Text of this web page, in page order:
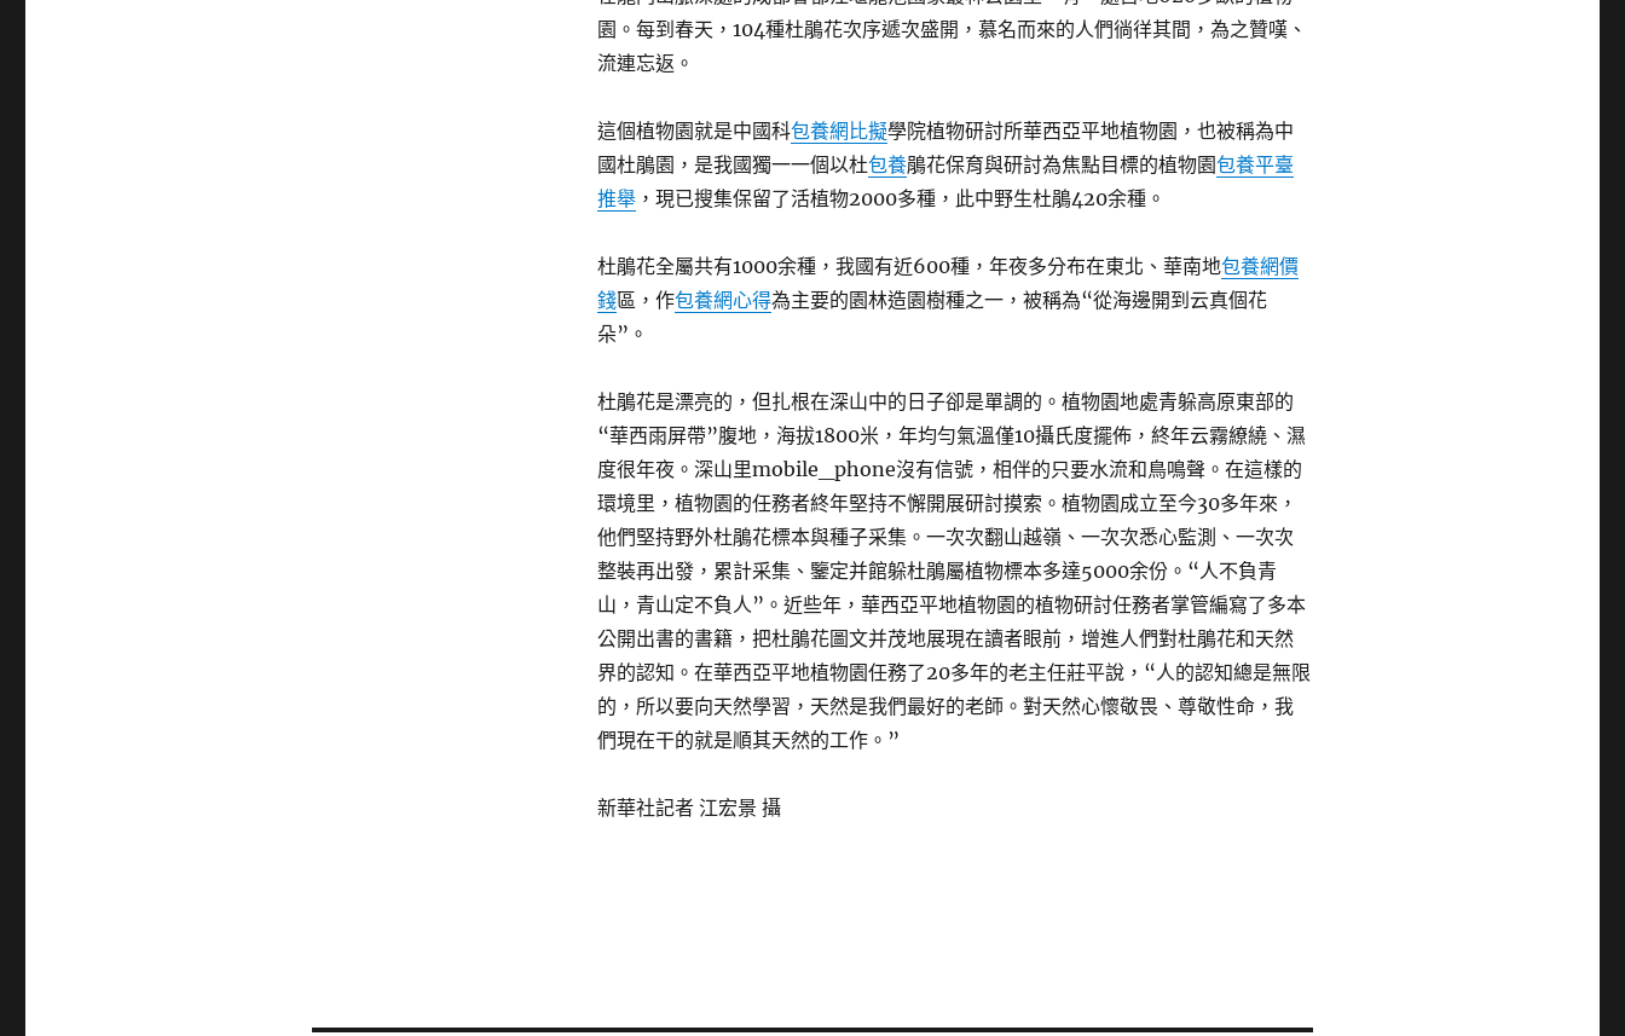
園。每到春天，104種杜鵑花次序遞次盛開，慕名而來的人們徜徉其間，為之贊嘆、
流連忘返。
這個植物園就是中國科包養網比擬學院植物研討所華西亞平地植物園，也被稱為中
國杜鵑園，是我國獨一一個以杜包養鵑花保育與研討為焦點目標的植物園包養平臺
推舉 ，現已搜集保留了活植物2000多種，此中野生杜鵑420余種。
杜鵑花全屬共有1000余種，我國有近600種，年夜多分布在東北、華南地包養網價
錢區，作包養網心得為主要的園林造園樹種之一，被稱為“從海邊開到云真個花
朵”。
杜鵑花是漂亮的，但扎根在深山中的日子卻是單調的。植物園地處青躲高原東部的
“華西雨屏帶”腹地，海拔1800米，年均勻氣溫僅10攝氏度擺佈，終年云霧繚繞、濕
度很年夜。深山里mobile_phone沒有信號，相伴的只要水流和鳥鳴聲。在這樣的
環境里，植物園的任務者終年堅持不懈開展研討摸索。植物園成立至今30多年來，
他們堅持野外杜鵑花標本與種子采集。一次次翻山越嶺、一次次悉心監測、一次次
整裝再出發，累計采集、鑒定并館躲杜鵑屬植物標本多達5000余份。“人不負青
山，青山定不負人”。近些年，華西亞平地植物園的植物研討任務者掌管編寫了多本
公開出書的書籍，把杜鵑花圖文并茂地展現在讀者眼前，增進人們對杜鵑花和天然
界的認知。在華西亞平地植物園任務了20多年的老主任莊平說，“人的認知總是無限
的，所以要向天然學習，天然是我們最好的老師。對天然心懷敬畏、尊敬性命，我
們現在干的就是順其天然的工作。”
新華社記者 江宏景 攝